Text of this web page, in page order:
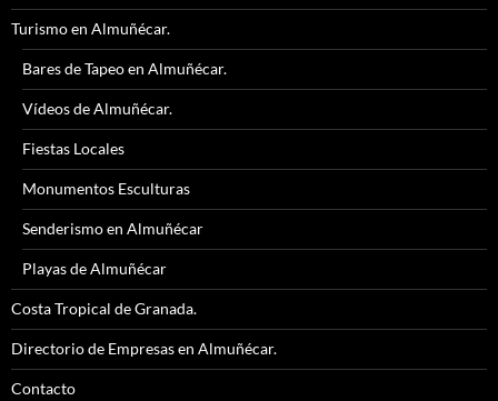
Turismo en Almuñécar.
Bares de Tapeo en Almuñécar.
Vídeos de Almuñécar.
Fiestas Locales
Monumentos Esculturas
Senderismo en Almuñécar
Playas de Almuñécar
Costa Tropical de Granada.
Directorio de Empresas en Almuñécar.
Contacto